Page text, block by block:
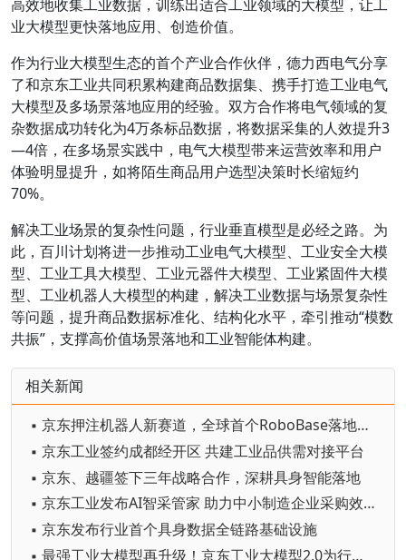
高效地收集工业数据，训练出适合工业领域的大模型，让工
业大模型更快落地应用、创造价值。
作为行业大模型生态的首个产业合作伙伴，德力西电气分享
了和京东工业共同积累构建商品数据集、携手打造工业电气
大模型及多场景落地应用的经验。双方合作将电气领域的复
杂数据成功转化为4万条标品数据，将数据采集的人效提升3
—4倍，在多场景实践中，电气大模型带来运营效率和用户
体验明显提升，如将陌生商品用户选型决策时长缩短约
70%。
解决工业场景的复杂性问题，行业垂直模型是必经之路。为
此，百川计划将进一步推动工业电气大模型、工业安全大模
型、工业工具大模型、工业元器件大模型、工业紧固件大模
型、工业机器人大模型的构建，解决工业数据与场景复杂性
等问题，提升商品数据标准化、结构化水平，牵引推动“模数
共振”，支撑高价值场景落地和工业智能体构建。
相关新闻
▪ 京东押注机器人新赛道，全球首个RoboBase落地广州黄埔
▪ 京东工业签约成都经开区 共建工业品供需对接平台
▪ 京东、越疆签下三年战略合作，深耕具身智能落地
▪ 京东工业发布AI智采管家 助力中小制造企业采购效率提高60%
▪ 京东发布行业首个具身数据全链路基础设施
▪ 最强工业大模型再升级！京东工业大模型2.0为行业打造AI专家